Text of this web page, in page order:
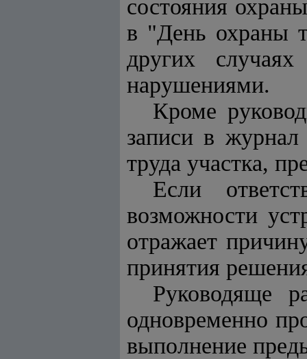
состояния
в "День охраны
других
нарушениями.
Кроме
записи в
труда участка,
Если
возможности
отражает
принятия
Руководяще
одновременно
выполнение